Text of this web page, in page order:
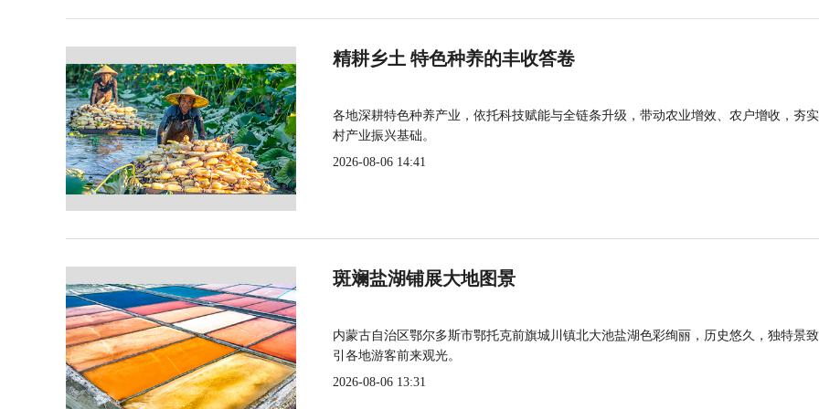
精耕乡土 特色种养的丰收答卷
各地深耕特色种养产业，依托科技赋能与全链条升级，带动农业增效、农户增收，夯
村产业振兴基础。
2026-08-06 14:41
斑斓盐湖铺展大地图景
内蒙古自治区鄂尔多斯市鄂托克前旗城川镇北大池盐湖色彩绚丽，历史悠久，独特景
引各地游客前来观光。
2026-08-06 13:31